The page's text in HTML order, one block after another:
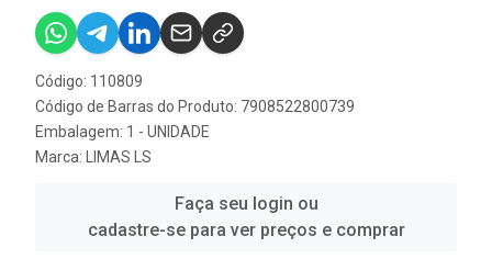
Código: 110809
Código de Barras do Produto: 7908522800739
Embalagem: 1 - UNIDADE
Marca:
LIMAS LS
Faça seu login ou
cadastre-se para ver preços e comprar